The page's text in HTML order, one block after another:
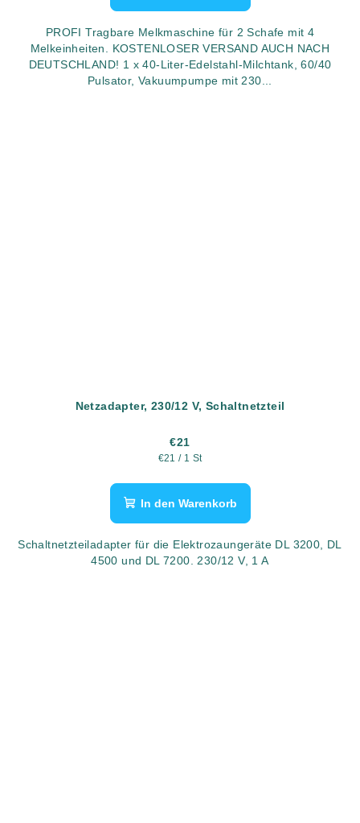
PROFI Tragbare Melkmaschine für 2 Schafe mit 4
Melkeinheiten. KOSTENLOSER VERSAND AUCH NACH
DEUTSCHLAND! 1 x 40-Liter-Edelstahl-Milchtank, 60/40
Pulsator, Vakuumpumpe mit 230...
Netzadapter, 230/12 V, Schaltnetzteil
€21
Verkaufspreis:
€21 / 1 St
In den Warenkorb
Schaltnetzteiladapter für die Elektrozaungeräte DL 3200, DL
4500 und DL 7200. 230/12 V, 1 A